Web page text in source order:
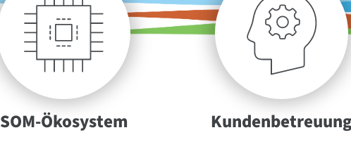
SOM-Ökosystem Kundenbetreuung